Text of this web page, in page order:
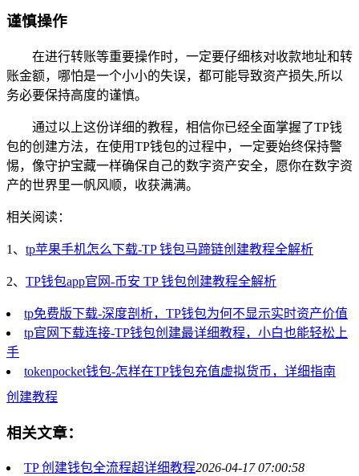
谨慎操作
在进行转账等重要操作时，一定要仔细核对收款地址和转
账金额，哪怕是一个小小的失误，都可能导致资产损失,所以
务必要保持高度的谨慎。
通过以上这份详细的教程，相信你已经全面掌握了TP钱
包的创建方法，在使用TP钱包的过程中，一定要始终保持警
惕，像守护宝藏一样确保自己的数字资产安全，愿你在数字资
产的世界里一帆风顺，收获满满。
相关阅读：
1、 tp苹果手机怎么下载-TP 钱包马蹄链创建教程全解析
2、 TP钱包app官网-币安 TP 钱包创建教程全解析
tp免费版下载-深度剖析，TP钱包为何不显示实时资产价值
tp官网下载连接-TP钱包创建最详细教程，小白也能轻松上
手
tokenpocket钱包-怎样在TP钱包充值虚拟货币，详细指南
创建教程
相关文章：
TP 创建钱包全流程超详细教程2026-04-17 07:00:58